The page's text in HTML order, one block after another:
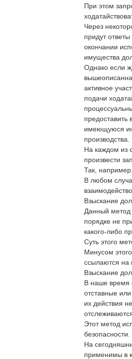
При этом
Через
придут
окончании
имущества
Однако если
активное
подачи
имеющуюся
производства.
На каждом из
произвести
Так,
В любом
Взыскание
Данный метод
порядке не
какого-либо
Суть этого
Минусом
ссылаются на
Взыскание
В наше время
отставные
их действия
Этот метод
безопасности.
На
применимы в